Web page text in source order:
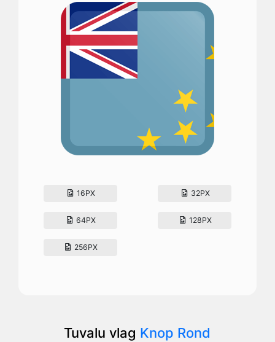
16PX 32PX
64PX 128PX
256PX
Tuvalu vlag Knop Rond